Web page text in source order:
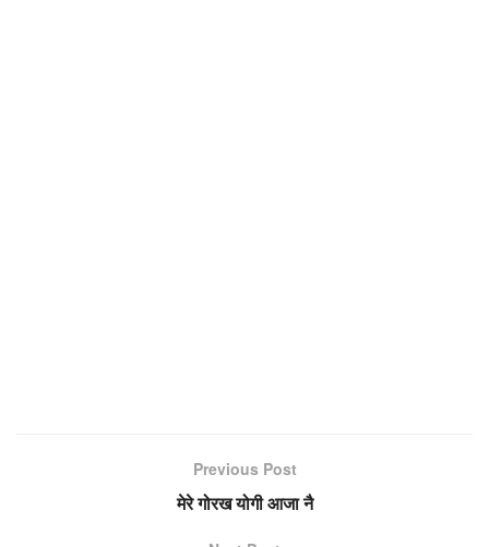
Previous Post
मेरे गोरख योगी आजा नै